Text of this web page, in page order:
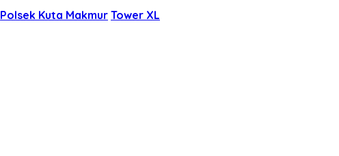
Polsek Kuta Makmur Tower XL